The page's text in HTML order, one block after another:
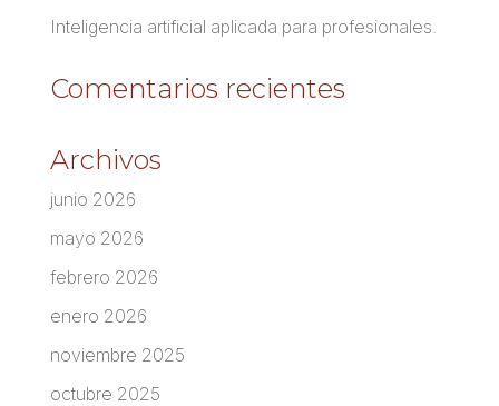
Inteligencia artificial aplicada para profesionales.
Comentarios recientes
Archivos
junio 2026
mayo 2026
febrero 2026
enero 2026
noviembre 2025
octubre 2025